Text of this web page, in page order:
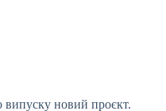
випуску новий проєкт.